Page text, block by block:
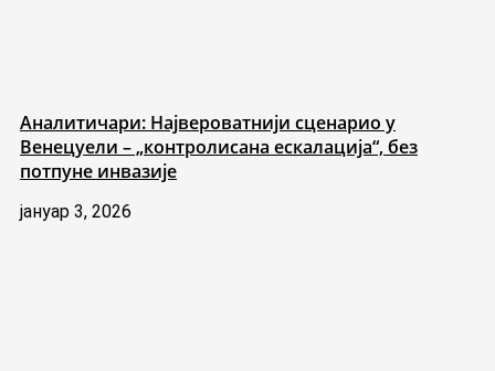
Аналитичари: Највероватнији сценарио у
Венецуели – „контролисана ескалација“, без
потпуне инвазије
јануар 3, 2026